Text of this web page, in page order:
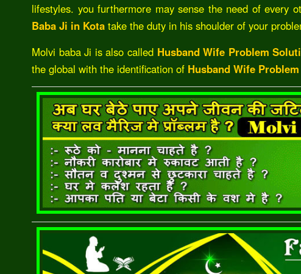
lifestyles. you furthermore may sense the need of every
Baba Ji in Kota take the duty in his shoulder of your
Molvi baba Ji is also called Husband Wife Problem
the global with the identification of Husband Wife